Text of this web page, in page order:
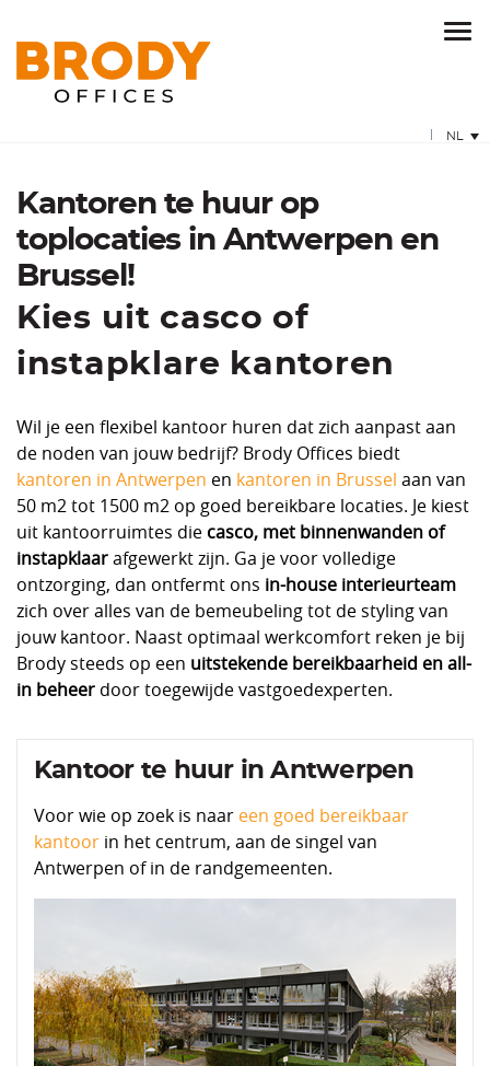
NL
Kantoren te huur op
toplocaties in Antwerpen en
Brussel!
Kies uit casco of
instapklare kantoren
Wil je een flexibel kantoor huren dat zich aanpast aan
de noden van jouw bedrijf? Brody Offices biedt
kantoren in Antwerpen en kantoren in Brussel aan van
50 m2 tot 1500 m2 op goed bereikbare locaties. Je kiest
uit kantoorruimtes die casco, met binnenwanden of
instapklaarafgewerkt zijn. Ga je voor volledige
ontzorging, dan ontfermt ons in-house interieurteam
zich over alles van de bemeubeling tot de styling van
jouw kantoor. Naast optimaal werkcomfort reken je bij
Brody steeds op een uitstekende bereikbaarheid en all-
in beheer door toegewijde vastgoedexperten.
Kantoor te huur in Antwerpen
Voor wie op zoek is naar een goed bereikbaar
kantoor in het centrum, aan de singel van
Antwerpen of in de randgemeenten.